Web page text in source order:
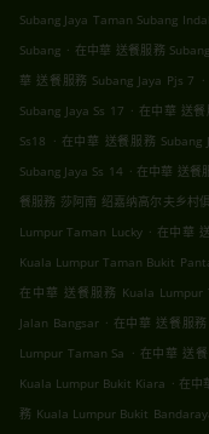
Subang Jaya Taman Subang
Subang . 在中華 送餐服務
華 送餐服務 Subang Jaya Pjs 7 .
Subang Jaya Ss 17 . 在中華 送餐
Ss18 . 在中華 送餐服務
Subang Jaya Ss 14 . 在中華 送餐
餐服務 莎阿南 绍嘉纳高尔夫乡村
Lumpur Taman Lucky . 在中華
Kuala Lumpur Taman Bukit
在中華 送餐服務 Kuala Lumpur
Jalan Bangsar . 在中華 送餐服
Lumpur Taman Sa . 在中華 送
Kuala Lumpur Bukit Kiara . 在中
務 Kuala Lumpur Bukit